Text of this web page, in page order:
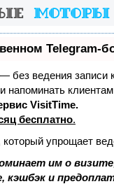
Telegram-
без ведения записи
напоминать
VisitTime.
бесплатно.
упрощает
им о
кэшбэк и